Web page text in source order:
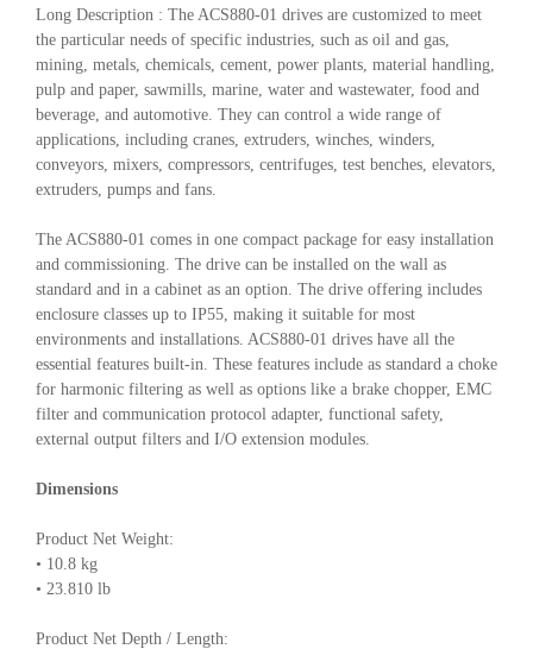
Long Description : The ACS880-01 drives are customized to meet
the particular needs of specific industries, such as oil and gas,
mining, metals, chemicals, cement, power plants, material handling,
pulp and paper, sawmills, marine, water and wastewater, food and
beverage, and automotive. They can control a wide range of
applications, including cranes, extruders, winches, winders,
conveyors, mixers, compressors, centrifuges, test benches, elevators,
extruders, pumps and fans.
The ACS880-01 comes in one compact package for easy installation
and commissioning. The drive can be installed on the wall as
standard and in a cabinet as an option. The drive offering includes
enclosure classes up to IP55, making it suitable for most
environments and installations. ACS880-01 drives have all the
essential features built-in. These features include as standard a choke
for harmonic filtering as well as options like a brake chopper, EMC
filter and communication protocol adapter, functional safety,
external output filters and I/O extension modules.
Dimensions
Product Net Weight:
• 10.8 kg
• 23.810 lb
Product Net Depth / Length: